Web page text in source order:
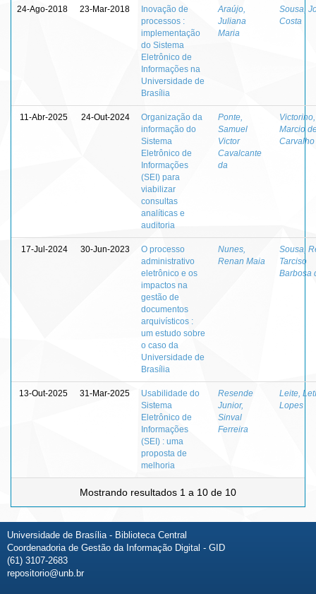
24-Ago-2018 23-Mar-2018
Inovação de
processos :
implementação
do Sistema
Eletrônico de
Informações na
Universidade de
Brasília
Araújo,
Juliana
Maria
Sousa,
Costa
11-Abr-2025 24-Out-2024
Organização da
informação do
Sistema
Eletrônico de
Informações
(SEI) para
viabilizar
consultas
analíticas e
auditoria
Ponte,
Samuel
Victor
Cavalcante
da
Victorino,
Marcio
Carvalho
17-Jul-2024 30-Jun-2023
O processo
administrativo
eletrônico e os
impactos na
gestão de
documentos
arquivísticos :
um estudo sobre
o caso da
Universidade de
Brasília
Nunes,
Renan Maia
Sousa,
Tarciso
Barbosa
13-Out-2025 31-Mar-2025
Usabilidade do
Sistema
Eletrônico de
Informações
(SEI) : uma
proposta de
melhoria
Resende
Junior,
Sinval
Ferreira
Leite,
Lopes
Mostrando resultados 1 a 10 de 10
Universidade de Brasília - Biblioteca Central
Coordenadoria de Gestão da Informação Digital - GID
(61) 3107-2683
repositorio@unb.br